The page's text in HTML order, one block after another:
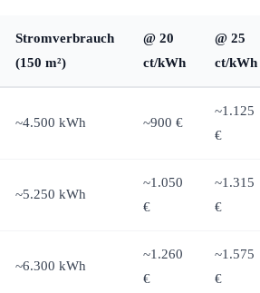
Stromverbrauch
(150 m²)
@ 20
ct/kWh
@ 25
ct/kWh
~4.500 kWh ~900 €
~1.125
€
~5.250 kWh
~1.050
€
~1.315
€
~6.300 kWh
~1.260
€
~1.575
€